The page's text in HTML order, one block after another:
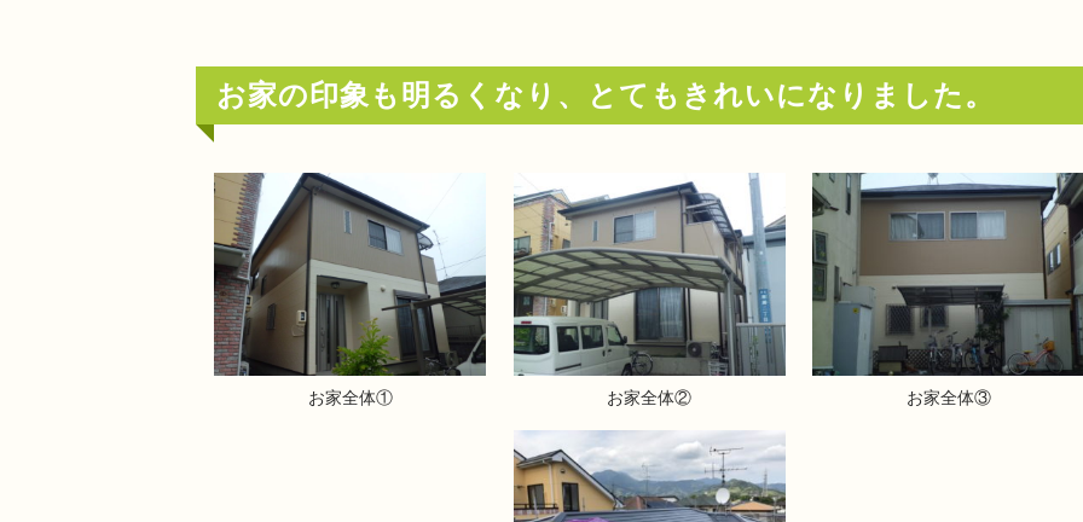
お家の印象も明るくなり、とてもきれいになりました。
お家全体① お家全体② お家全体③